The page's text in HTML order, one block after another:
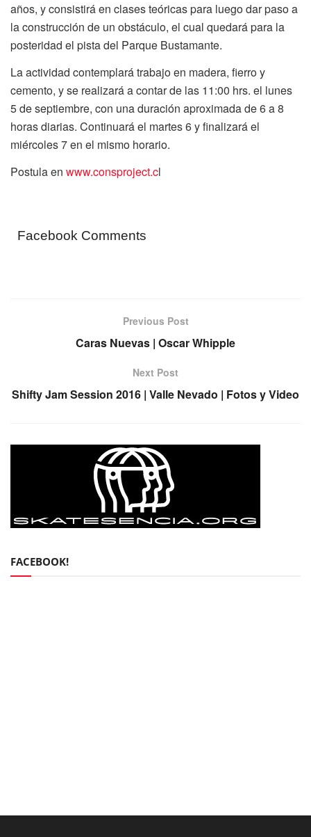
años, y consistirá en clases teóricas para luego dar paso a
la construcción de un obstáculo, el cual quedará para la
posteridad el pista del Parque Bustamante.
La actividad contemplará trabajo en madera, fierro y
cemento, y se realizará a contar de las 11:00 hrs. el lunes
5 de septiembre, con una duración aproximada de 6 a 8
horas diarias. Continuará el martes 6 y finalizará el
miércoles 7 en el mismo horario.
Postula en www.consproject.cl
Facebook Comments
Previous Post
Caras Nuevas | Oscar Whipple
Next Post
Shifty Jam Session 2016 | Valle Nevado | Fotos y Video
FACEBOOK!